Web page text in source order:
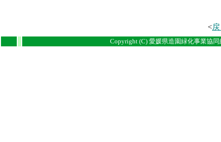
<
Copyright (C) 愛媛県造園緑化事業協同